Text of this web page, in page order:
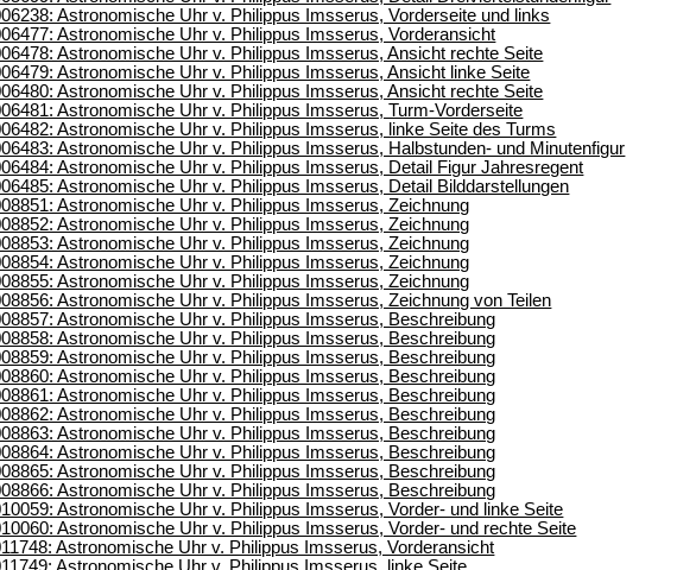
Astronomische Uhr v. Philippus Imsserus, Vorderseite und links
Astronomische Uhr v. Philippus Imsserus, Vorderansicht
Astronomische Uhr v. Philippus Imsserus, Ansicht rechte Seite
Astronomische Uhr v. Philippus Imsserus, Ansicht linke Seite
Astronomische Uhr v. Philippus Imsserus, Ansicht rechte Seite
Astronomische Uhr v. Philippus Imsserus, Turm-Vorderseite
Astronomische Uhr v. Philippus Imsserus, linke Seite des Turms
Astronomische Uhr v. Philippus Imsserus, Halbstunden- und Minutenfigur
Astronomische Uhr v. Philippus Imsserus, Detail Figur Jahresregent
Astronomische Uhr v. Philippus Imsserus, Detail Bilddarstellungen
Astronomische Uhr v. Philippus Imsserus, Zeichnung
Astronomische Uhr v. Philippus Imsserus, Zeichnung
Astronomische Uhr v. Philippus Imsserus, Zeichnung
Astronomische Uhr v. Philippus Imsserus, Zeichnung
Astronomische Uhr v. Philippus Imsserus, Zeichnung
Astronomische Uhr v. Philippus Imsserus, Zeichnung von Teilen
Astronomische Uhr v. Philippus Imsserus, Beschreibung
Astronomische Uhr v. Philippus Imsserus, Beschreibung
Astronomische Uhr v. Philippus Imsserus, Beschreibung
Astronomische Uhr v. Philippus Imsserus, Beschreibung
Astronomische Uhr v. Philippus Imsserus, Beschreibung
Astronomische Uhr v. Philippus Imsserus, Beschreibung
Astronomische Uhr v. Philippus Imsserus, Beschreibung
Astronomische Uhr v. Philippus Imsserus, Beschreibung
Astronomische Uhr v. Philippus Imsserus, Beschreibung
Astronomische Uhr v. Philippus Imsserus, Beschreibung
Astronomische Uhr v. Philippus Imsserus, Vorder- und linke Seite
Astronomische Uhr v. Philippus Imsserus, Vorder- und rechte Seite
Astronomische Uhr v. Philippus Imsserus, Vorderansicht